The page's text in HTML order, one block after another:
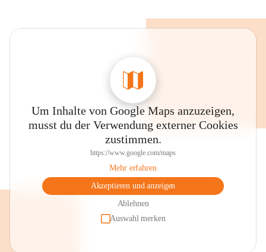
Um Inhalte von Google Maps anzuzeigen,
musst du der Verwendung externer Cookies
zustimmen.
https://www.google.com/maps
Mehr erfahren
Akzeptieren und anzeigen
Ablehnen
Auswahl merken